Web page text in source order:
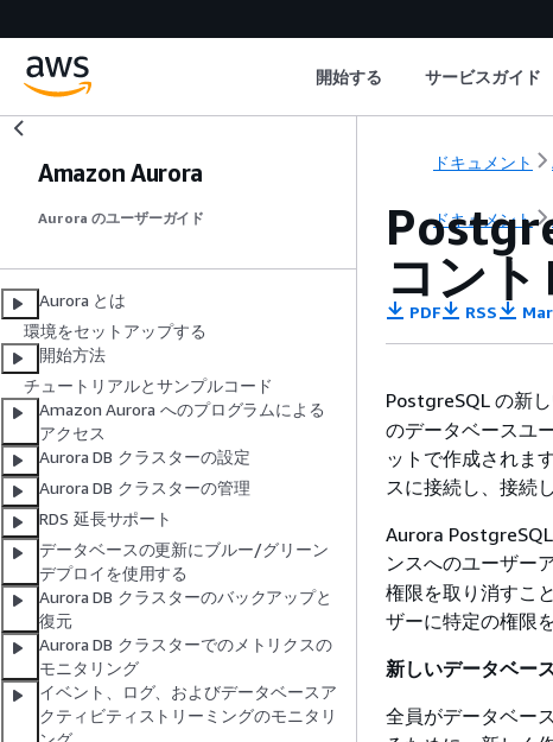
開始する サービスガイド
Amazon Aurora
Aurora のユーザーガイド
Aurora とは
環境をセットアップする
開始方法
チュートリアルとサンプルコード
Amazon Aurora へのプログラムによる
アクセス
Aurora DB クラスターの設定
Aurora DB クラスターの管理
RDS 延長サポート
データベースの更新にブルー/グリーン
デプロイを使用する
Aurora DB クラスターのバックアップと
復元
Aurora DB クラスターでのメトリクスの
モニタリング
イベント、ログ、およびデータベースア
クティビティストリーミングのモニタリ
ドキュメント
ドキュメント
コン
PDF RSS
PostgreSQL の新
のデータベースユ
ットで作成されま
スに接続し、接続
Aurora
ンスへのユーザー
権限を取り消すこ
ザーに特定の権限
新しいデータベー
全員がデータベー